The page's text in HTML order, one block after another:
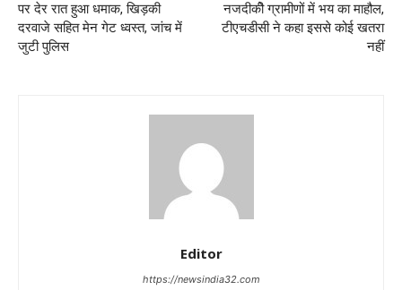
पर देर रात हुआ धमाक, खिड़की
दरवाजे सहित मेन गेट ध्वस्त, जांच में
जुटी पुलिस
नजदीकीे ग्रामीणों में भय का माहौल,
टीएचडीसी ने कहा इससे कोई खतरा
नहीं
Editor
https://newsindia32.com